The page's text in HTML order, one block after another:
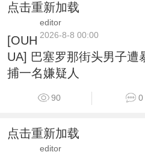
点击重新加载
editor
2026-8-8 00:00
[OUH
UA] 巴塞罗那街头男子遭
捕一名嫌疑人
90 0
点击重新加载
editor